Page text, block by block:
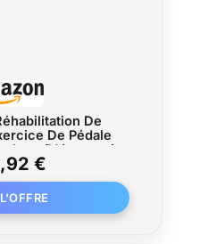
de plus
émettrice non
De
De Pédale
D'économie
Bicyclette De
Et Inférieure
Pour Les Accidents
Va
€